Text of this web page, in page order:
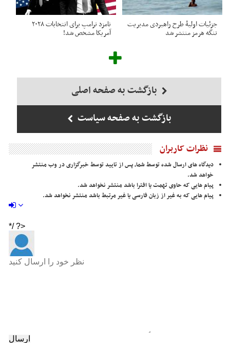
جزئیات اولیۀ طرح راهبردی مدیریت
تنگه هرمز منتشر شد
نامزد ترامپ برای انتخابات ۲۰۲۸
آمریکا مشخص شد!
بازگشت به صفحه اصلی
بازگشت به صفحه سیاست
نظرات کاربران
دیدگاه های ارسال شده توسط شما، پس از تایید توسط خبرگزاری در وب منتشر
خواهد شد.
پیام هایی که حاوی تهمت یا افترا باشد منتشر نخواهد شد.
پیام هایی که به غیر از زبان فارسی یا غیر مرتبط باشد منتشر نخواهد شد.